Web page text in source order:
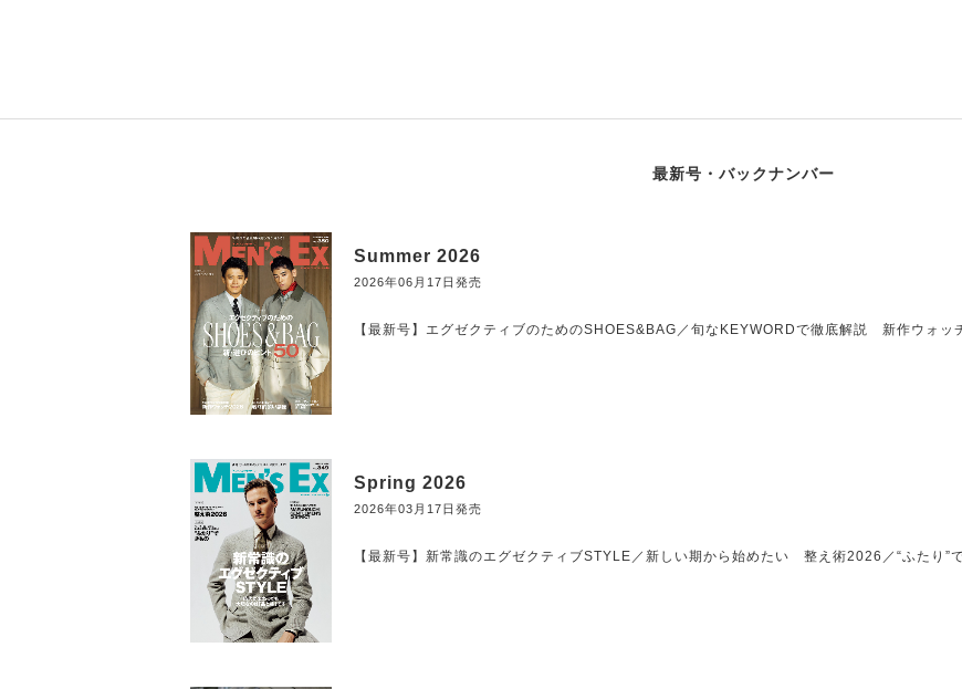
最新号・バックナンバー
Summer 2026
2026年06月17日発売
【最新号】エグゼクティブのためのSHOES&BAG／旬なKEYWORDで徹底解説 新作ウォ
Spring 2026
2026年03月17日発売
【最新号】新常識のエグゼクティブSTYLE／新しい期から始めたい 整え術2026／“ふたり”